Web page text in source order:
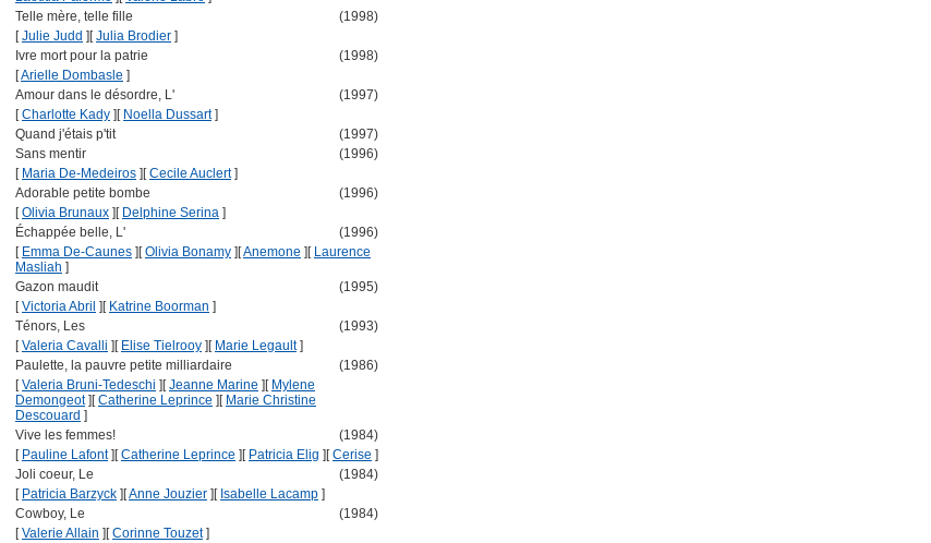
Telle mère, telle fille
(1998)
[Julie Judd ] [Julia Brodier ]
Ivre mort pour la patrie
(1998)
[Arielle Dombasle ]
Amour dans le désordre, L'
(1997)
[Charlotte Kady ] [ Noella Dussart]
Quand j'étais p'tit
(1997)
Sans mentir
(1996)
[ Maria De-Medeiros ] [Cecile Auclert]
Adorable petite bombe
(1996)
[Olivia Brunaux ] [ Delphine Serina ]
Échappée belle, L'
(1996)
[ Emma De-Caunes ] [Olivia Bonamy ] [Anemone ] [ Laurence
Masliah ]
Gazon maudit
(1995)
[Victoria Abril ] [ Katrine Boorman ]
Ténors, Les
(1993)
[Valeria Cavalli ] [ Elise Tielrooy ] [ Marie Legault]
Paulette, la pauvre petite milliardaire
(1986)
[Valeria Bruni-Tedeschi ] [Jeanne Marine ] [ Mylene
Demongeot] [Catherine Leprince ] [ Marie Christine
Descouard ]
Vive les femmes!
(1984)
[ Pauline Lafont] [Catherine Leprince ] [ Patricia Elig ] [Cerise ]
Joli coeur, Le
(1984)
[ Patricia Barzyck ] [Anne Jouzier ] [ Isabelle Lacamp ]
Cowboy, Le
(1984)
[Valerie Allain ] [Corinne Touzet]